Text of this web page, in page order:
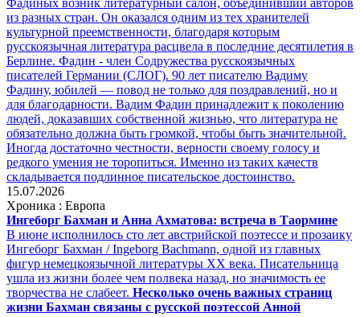
Фадиных возник литературный салон, объединивший авторов
из разных стран. Он оказался одним из тех хранителей
культурной преемственности, благодаря которым
русскоязычная литература расцвела в последние десятилетия в
Берлине. Фадин - член Содружества русскоязычных
писателей Германии (СЛОГ). 90 лет писателю Вадиму
Фадину, юбилей — повод не только для поздравлений, но и
для благодарности. Вадим Фадин принадлежит к поколению
людей, доказавших собственной жизнью, что литература не
обязательно должна быть громкой, чтобы быть значительной.
Иногда достаточно честности, верности своему голосу и
редкого умения не торопиться. Именно из таких качеств
складывается подлинное писательское достоинство.
15.07.2026
Хроника : Европа
Ингеборг Бахман и Анна Ахматова: встреча в Таормине
В июне исполнилось сто лет австрийской поэтессе и прозаику
Ингеборг Бахман / Ingeborg Bachmann, одной из главных
фигур немецкоязычной литературы ХХ века. Писательница
ушла из жизни более чем полвека назад, но значимость ее
творчества не слабеет. Несколько очень важных страниц
жизни Бахман связаны с русской поэтессой Анной